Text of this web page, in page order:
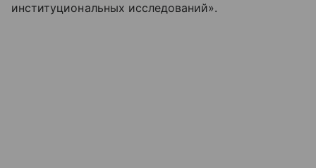
институциональных исследований».